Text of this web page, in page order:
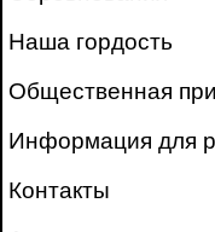
Наша гордость
Общественная
Информация для
Контакты